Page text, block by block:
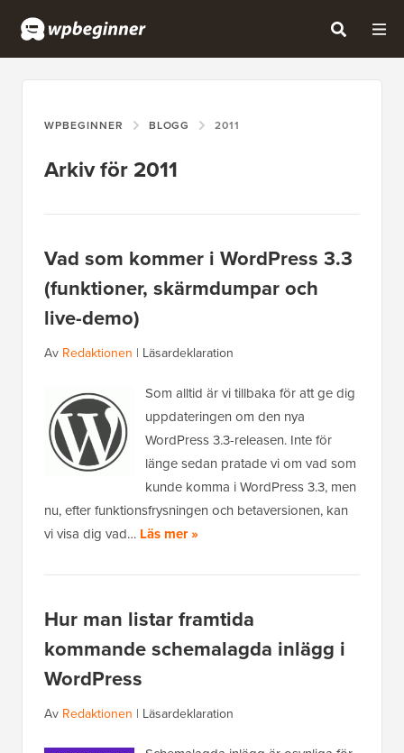
WPBEGINNER BLOGG 2011
Arkiv för 2011
Vad som kommer i WordPress 3.3
(funktioner, skärmdumpar och
live-demo)
Av Redaktionen | Läsardeklaration
Som alltid är vi tillbaka för att ge dig
uppdateringen om den nya
WordPress 3.3-releasen. Inte för
länge sedan pratade vi om vad som
kunde komma i WordPress 3.3, men
nu, efter funktionsfrysningen och betaversionen, kan
vi visa dig vad… Läs mer »
Hur man listar framtida
kommande schemalagda inlägg i
WordPress
Av Redaktionen | Läsardeklaration